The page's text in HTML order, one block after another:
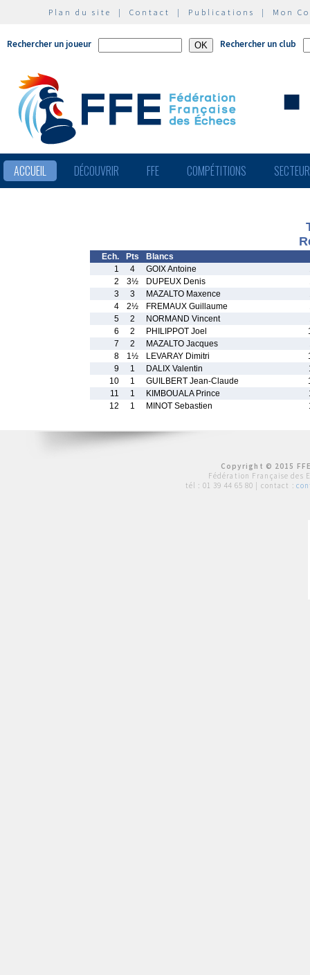
Plan du site | Contact | Publications | Mon
Rechercher un joueur Rechercher un club
ACCUEIL DÉCOUVRIR FFE COMPÉTITIONS
Ech. Pts
Blancs
1
4 GOIX Antoine
2
3½ DUPEUX Denis
3
3 MAZALTO Maxence
4
2½ FREMAUX Guillaume
5
2 NORMAND Vincent
6
2 PHILIPPOT Joel
7
2 MAZALTO Jacques
8
1½ LEVARAY Dimitri
9
1 DALIX Valentin
10
1 GUILBERT Jean-Claude
11
1 KIMBOUALA Prince
12
1 MINOT Sebastien
Copyright © 2015
Fédération Française des
tél : 01 39 44 65 80 | contact :